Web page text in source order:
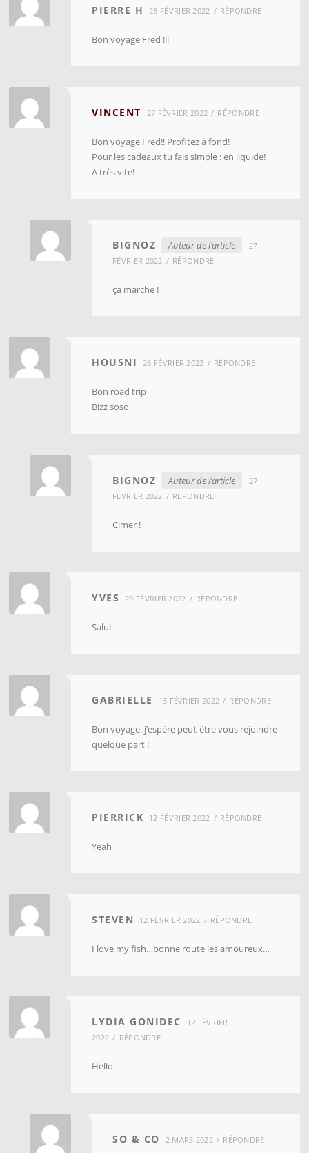
PIERRE H 28 FÉVRIER 2022 RÉPONDRE
Bon voyage Fred !!!
VINCENT 27 FÉVRIER 2022 RÉPONDRE
Bon voyage Fred!! Profitez à fond!
Pour les cadeaux tu fais simple : en liquide!
A très vite!
BIGNOZ Auteur de l’article
27
FÉVRIER 2022
RÉPONDRE
ça marche !
HOUSNI 26 FÉVRIER 2022 RÉPONDRE
Bon road trip
Bizz soso
BIGNOZ Auteur de l’article
27
FÉVRIER 2022
RÉPONDRE
Cimer !
YVES 20 FÉVRIER 2022 RÉPONDRE
Salut
GABRIELLE 13 FÉVRIER 2022 RÉPONDRE
Bon voyage, j’espère peut-être vous rejoindre
quelque part !
PIERRICK 12 FÉVRIER 2022 RÉPONDRE
Yeah
STEVEN 12 FÉVRIER 2022 RÉPONDRE
I love my fish…bonne route les amoureux…
LYDIA GONIDEC
12 FÉVRIER
2022
RÉPONDRE
Hello
SO & CO 2 MARS 2022 RÉPONDRE